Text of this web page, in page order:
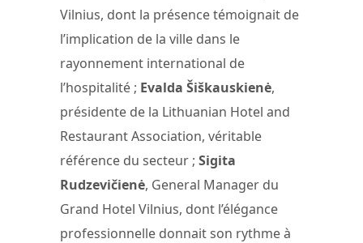
Vilnius, dont la présence témoignait de
l’implication de la ville dans le
rayonnement international de
l’hospitalité ; Evalda Šiškauskienė,
présidente de la Lithuanian Hotel and
Restaurant Association, véritable
référence du secteur ; Sigita
Rudzevičienė, General Manager du
Grand Hotel Vilnius, dont l’élégance
professionnelle donnait son rythme à